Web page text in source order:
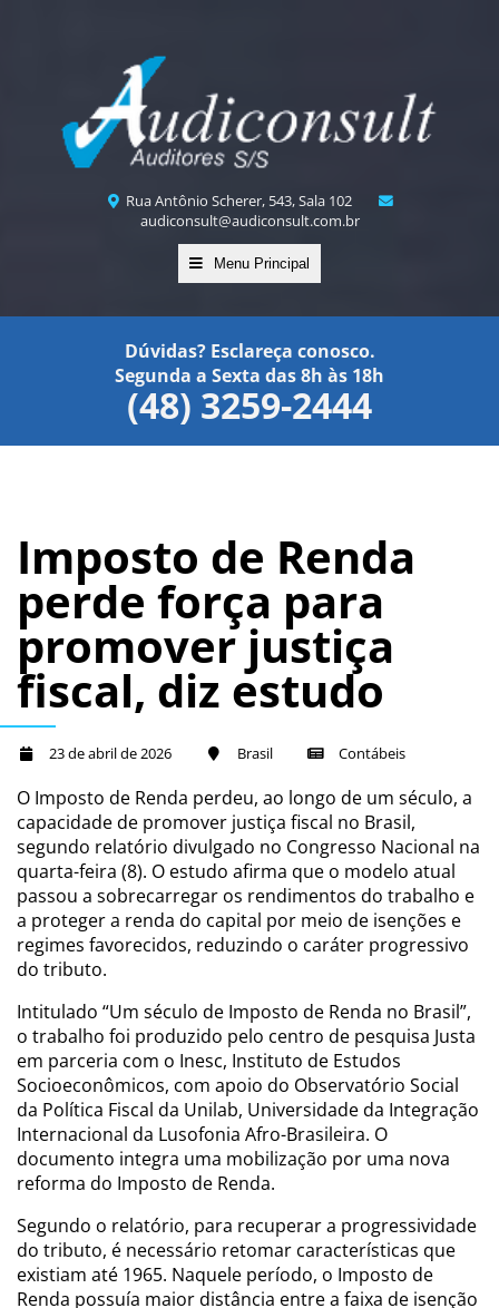
Rua Antônio Scherer, 543, Sala 102
audiconsult@audiconsult.com.br
Menu Principal
Dúvidas? Esclareça conosco.
Segunda a Sexta das 8h às 18h
(48) 3259-2444
Imposto de Renda
perde força para
promover justiça
fiscal, diz estudo
23 de abril de 2026 Brasil Contábeis
O Imposto de Renda perdeu, ao longo de um século, a
capacidade de promover justiça fiscal no Brasil,
segundo relatório divulgado no Congresso Nacional na
quarta-feira (8). O estudo afirma que o modelo atual
passou a sobrecarregar os rendimentos do trabalho e
a proteger a renda do capital por meio de isenções e
regimes favorecidos, reduzindo o caráter progressivo
do tributo.
Intitulado “Um século de Imposto de Renda no Brasil”,
o trabalho foi produzido pelo centro de pesquisa Justa
em parceria com o Inesc, Instituto de Estudos
Socioeconômicos, com apoio do Observatório Social
da Política Fiscal da Unilab, Universidade da Integração
Internacional da Lusofonia Afro-Brasileira. O
documento integra uma mobilização por uma nova
reforma do Imposto de Renda.
Segundo o relatório, para recuperar a progressividade
do tributo, é necessário retomar características que
existiam até 1965. Naquele período, o Imposto de
Renda possuía maior distância entre a faixa de isenção